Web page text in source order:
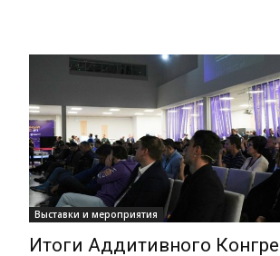
Выставки и мероприятия
Итоги Аддитивного